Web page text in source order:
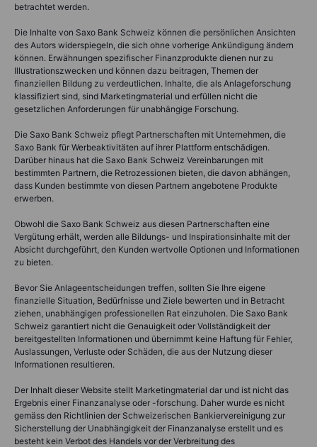
betrachtet werden.
Die Inhalte von Saxo Bank Schweiz können die persönlichen Ansichten
des Autors widerspiegeln, die sich ohne vorherige Ankündigung ändern
können. Erwähnungen spezifischer Finanzprodukte dienen nur zu
Illustrationszwecken und können dazu beitragen, Themen der
finanziellen Bildung zu verdeutlichen. Inhalte, die als Anlageforschung
klassifiziert sind, sind Marketingmaterial und erfüllen nicht die
gesetzlichen Anforderungen für unabhängige Forschung.
Die Saxo Bank Schweiz pflegt Partnerschaften mit Unternehmen, die
Saxo Bank für Werbeaktivitäten auf ihrer Plattform entschädigen.
Darüber hinaus hat die Saxo Bank Schweiz Vereinbarungen mit
bestimmten Partnern, die Retrozessionen bieten, die davon abhängen,
dass Kunden bestimmte von diesen Partnern angebotene Produkte
erwerben.
Obwohl die Saxo Bank Schweiz aus diesen Partnerschaften eine
Vergütung erhält, werden alle Bildungs- und Inspirationsinhalte mit der
Absicht durchgeführt, den Kunden wertvolle Optionen und Informationen
zu bieten.
Bevor Sie Anlageentscheidungen treffen, sollten Sie Ihre eigene
finanzielle Situation, Bedürfnisse und Ziele bewerten und in Betracht
ziehen, unabhängigen professionellen Rat einzuholen. Die Saxo Bank
Schweiz garantiert nicht die Genauigkeit oder Vollständigkeit der
bereitgestellten Informationen und übernimmt keine Haftung für Fehler,
Auslassungen, Verluste oder Schäden, die aus der Nutzung dieser
Informationen resultieren.
Der Inhalt dieser Website stellt Marketingmaterial dar und ist nicht das
Ergebnis einer Finanzanalyse oder -forschung. Daher wurde es nicht
gemäss den Richtlinien der Schweizerischen Bankiervereinigung zur
Sicherstellung der Unabhängigkeit der Finanzanalyse erstellt und es
besteht kein Verbot des Handels vor der Verbreitung des